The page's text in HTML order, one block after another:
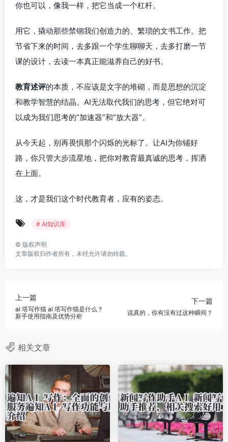
你也可以，像我一样，把它当成一个杠杆。
用它，撬动那些禁锢我们创造力的、繁琐的文书工作。把
节省下来的时间，去多跟一个学生聊聊天，去多打磨一节
课的设计，去读一本真正能滋养自己的好书。
教育述评的本质，不应该是文字的堆砌，而是思想的沉淀
和教学智慧的结晶。AI无法取代我们的思考，但它绝对可
以成为我们思考的“加速器”和“放大器”。
从今天起，别再畏惧那个闪烁的光标了。让AI为你铺好
路，你只管大步流星地，把你对教育最真诚的思考，挥洒
在上面。
这，才是我们这个时代教育者，应有的姿态。
# AI知识库
© 版权声明
文章版权归作者所有，未经允许请勿转载。
上一篇
ai 塔写作猫 ai 塔写作猫是什么？
新手使用指南及优势分析
下一篇
说真的，你有没有过这种瞬间？
相关文章